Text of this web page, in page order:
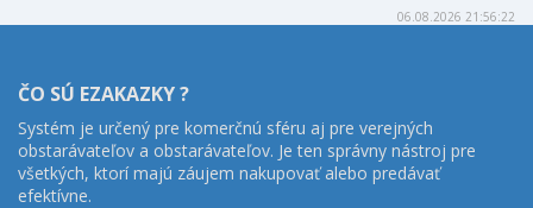
06.08.2026 21:56:22
ČO SÚ EZAKAZKY ?
Systém je určený pre komerčnú sféru aj pre verejných
obstarávateľov a obstarávateľov. Je ten správny nástroj pre
všetkých, ktorí majú záujem nakupovať alebo predávať
efektívne.